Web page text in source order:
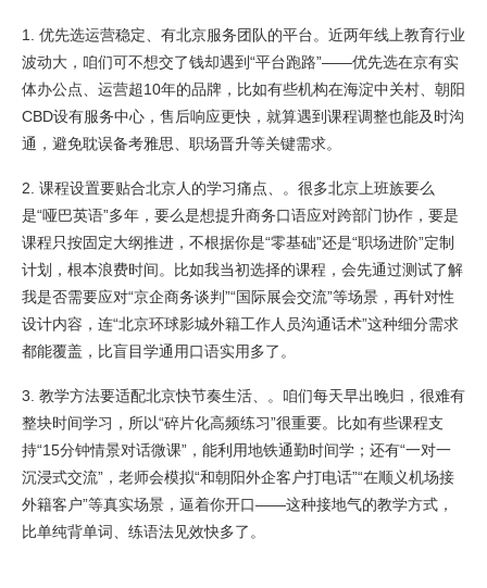
1. 优先选运营稳定、有北京服务团队的平台。近两年线上教育行业
波动大，咱们可不想交了钱却遇到“平台跑路”——优先选在京有实
体办公点、运营超10年的品牌，比如有些机构在海淀中关村、朝阳
CBD设有服务中心，售后响应更快，就算遇到课程调整也能及时沟
通，避免耽误备考雅思、职场晋升等关键需求。
2. 课程设置要贴合北京人的学习痛点、。很多北京上班族要么
是“哑巴英语”多年，要么是想提升商务口语应对跨部门协作，要是
课程只按固定大纲推进，不根据你是“零基础”还是“职场进阶”定制
计划，根本浪费时间。比如我当初选择的课程，会先通过测试了解
我是否需要应对“京企商务谈判”“国际展会交流”等场景，再针对性
设计内容，连“北京环球影城外籍工作人员沟通话术”这种细分需求
都能覆盖，比盲目学通用口语实用多了。
3. 教学方法要适配北京快节奏生活、。咱们每天早出晚归，很难有
整块时间学习，所以“碎片化高频练习”很重要。比如有些课程支
持“15分钟情景对话微课”，能利用地铁通勤时间学；还有“一对一
沉浸式交流”，老师会模拟“和朝阳外企客户打电话”“在顺义机场接
外籍客户”等真实场景，逼着你开口——这种接地气的教学方式，
比单纯背单词、练语法见效快多了。